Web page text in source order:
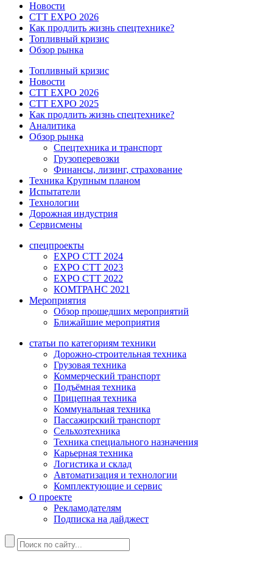
Новости
CTT EXPO 2026
Как продлить жизнь спецтехнике?
Топливный кризис
Обзор рынка
Топливный кризис
Новости
CTT EXPO 2026
CTT EXPO 2025
Как продлить жизнь спецтехнике?
Аналитика
Обзор рынка
Спецтехника и транспорт
Грузоперевозки
Финансы, лизинг, страхование
Техника Крупным планом
Испытатели
Технологии
Дорожная индустрия
Сервисмены
спецпроекты
EXPO CTT 2024
EXPO CTT 2023
EXPO CTT 2022
КОМТРАНС 2021
Мероприятия
Обзор прошедших мероприятий
Ближайшие мероприятия
статьи по категориям техники
Дорожно-строительная техника
Грузовая техника
Коммерческий транспорт
Подъёмная техника
Прицепная техника
Коммунальная техника
Пассажирский транспорт
Сельхозтехника
Техника специального назначения
Карьерная техника
Логистика и склад
Автоматизация и технологии
Комплектующие и сервис
О проекте
Рекламодателям
Подписка на дайджест